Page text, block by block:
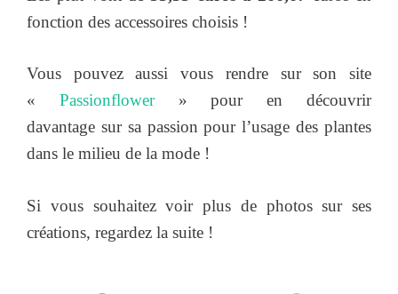
fonction des accessoires choisis !
Vous pouvez aussi vous rendre sur son site
« Passionflower» pour en découvrir
davantage sur sa passion pour l’usage des plantes
dans le milieu de la mode !
Si vous souhaitez voir plus de photos sur ses
créations, regardez la suite !